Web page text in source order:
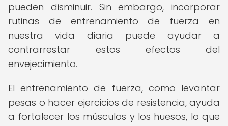
pueden disminuir. Sin embargo, incorporar
rutinas de entrenamiento de fuerza en
nuestra vida diaria puede ayudar a
contrarrestar estos efectos del
envejecimiento.
El entrenamiento de fuerza, como levantar
pesas o hacer ejercicios de resistencia, ayuda
a fortalecer los músculos y los huesos, lo que